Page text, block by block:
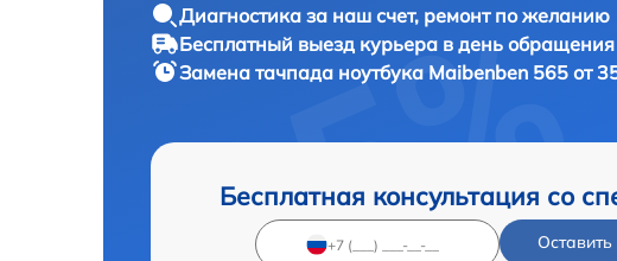
Диагностика за наш счет, ремонт по желанию
Бесплатный выезд курьера в день обращения
Замена тачпада ноутбука Maibenben 565 от
Бесплатная консультация со